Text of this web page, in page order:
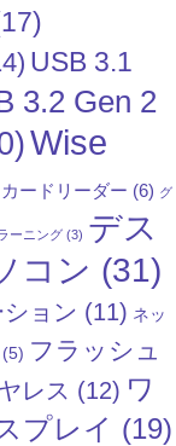
USB 3.1
3.2 Gen 2
Wise
カードリーダー (6) グ
ーニング (3) デス
コン (31)
ション (11) ネッ
(5) フラッシュ
レス (12) ワ
プレイ (19)